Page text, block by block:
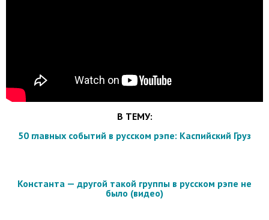
В ТЕМУ:
50 главных событий в русском рэпе: Каспийский Груз
Константа — другой такой группы в русском рэпе не
было (видео)